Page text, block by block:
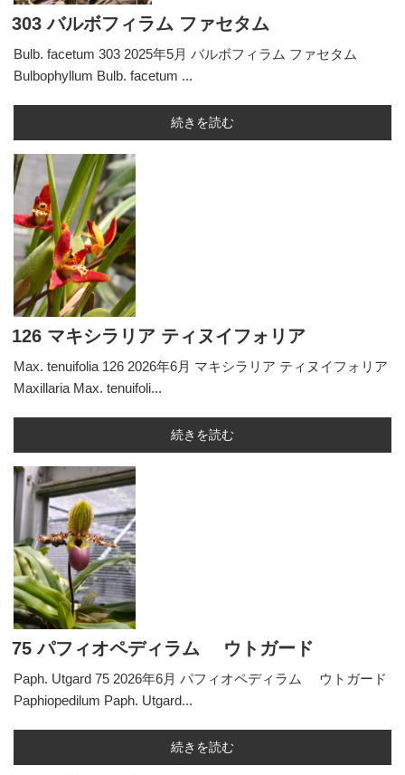
303 バルボフィラム ファセタム
Bulb. facetum 303 2025年5月 バルボフィラム ファセタム
Bulbophyllum Bulb. facetum ...
続きを読む
126 マキシラリア ティヌイフォリア
Max. tenuifolia 126 2026年6月 マキシラリア ティヌイフォリア
Maxillaria Max. tenuifoli...
続きを読む
75 パフィオペディラム ウトガード
Paph. Utgard 75 2026年6月 パフィオペディラム ウトガード
Paphiopedilum Paph. Utgard...
続きを読む